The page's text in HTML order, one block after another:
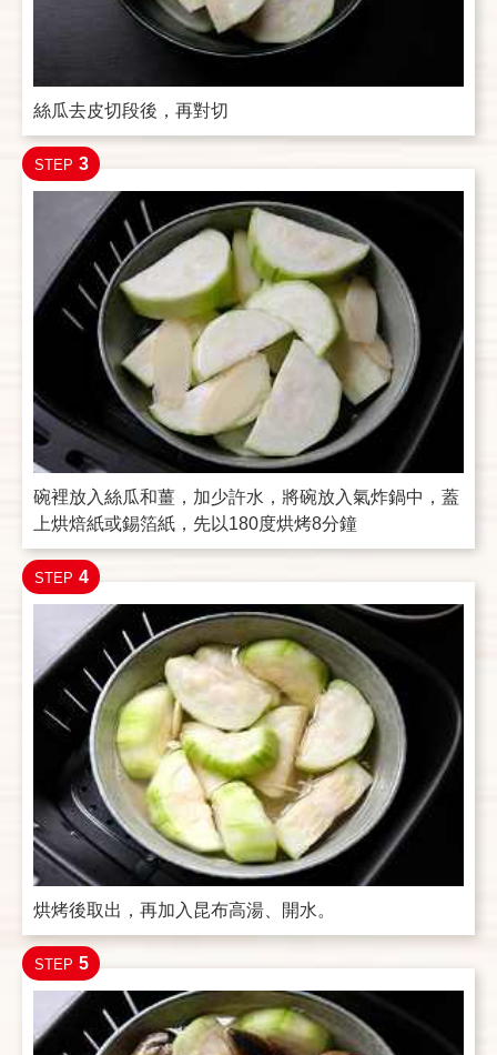
絲瓜去皮切段後，再對切
STEP 3
碗裡放入絲瓜和薑，加少許水，將碗放入氣炸鍋中，蓋
上烘焙紙或錫箔紙，先以180度烘烤8分鐘
STEP 4
烘烤後取出，再加入昆布高湯、開水。
STEP 5